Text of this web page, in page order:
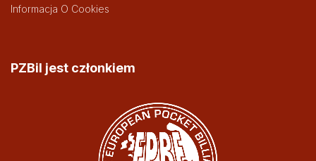
Informacja O Cookies
PZBil jest członkiem